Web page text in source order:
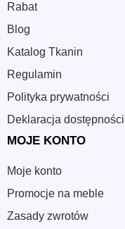
Rabat
Blog
Katalog Tkanin
Regulamin
Polityka prywatności
Deklaracja dostępności
MOJE KONTO
Moje konto
Promocje na meble
Zasady zwrotów